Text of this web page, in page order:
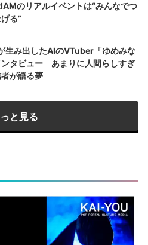
のリアルイベントは“みんなでつ
る”
生み出したAIのVTuber「ゆめみな
ンタビュー あまりに人間らしすぎ
が語る夢
と見る